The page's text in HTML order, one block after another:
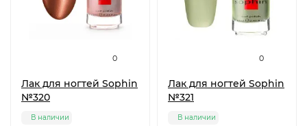
0
Лак для ногтей Sophin
№320
В наличии
0
Лак для ногтей Sophin
№321
В наличии